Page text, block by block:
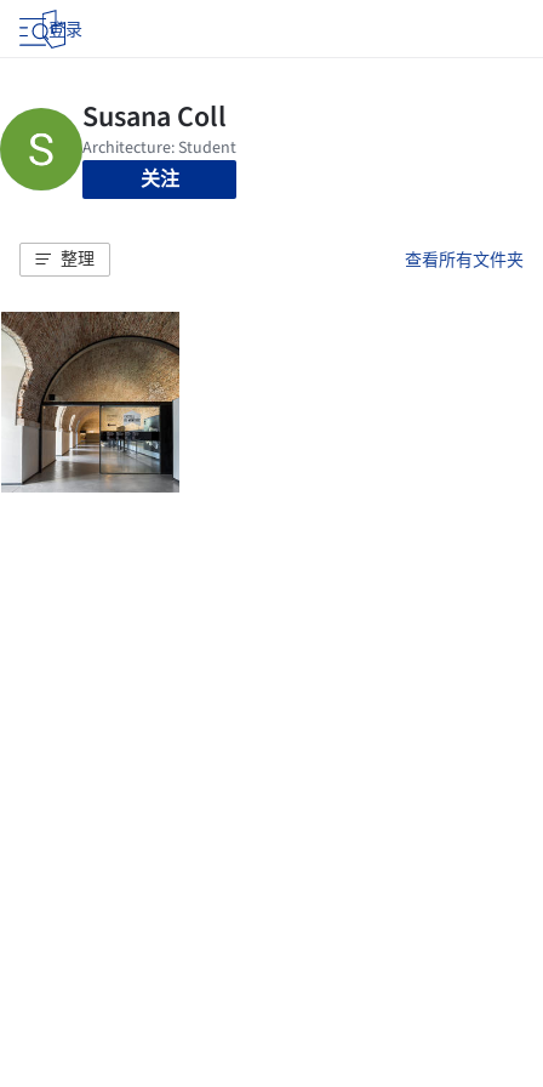
登录
关注
整理 查看所有文件夹